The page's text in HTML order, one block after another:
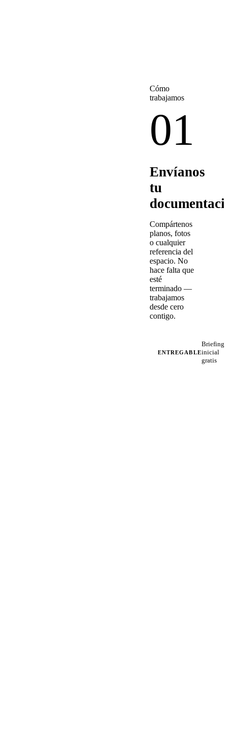
Cómo
trabajamos
01
Envíanos
tu
Compártenos
planos, fotos
o cualquier
referencia del
espacio. No
hace falta que
esté
terminado —
trabajamos
desde cero
contigo.
ENTREGABLE
Briefing
inicial
gratis